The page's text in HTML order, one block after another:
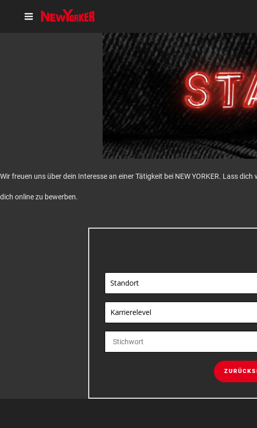
Wir freuen uns über dein Interesse an einer Tätigkeit bei NEW YORKER. Lass
dich online zu bewerben.
Standort
Karrierelevel